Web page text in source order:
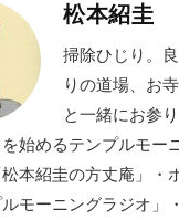
松本紹圭
掃除ひじり。
りの道場、お
と一緒にお参
始めるテンプルモー
本紹圭の方丈庵」・
ルモーニングラジオ」